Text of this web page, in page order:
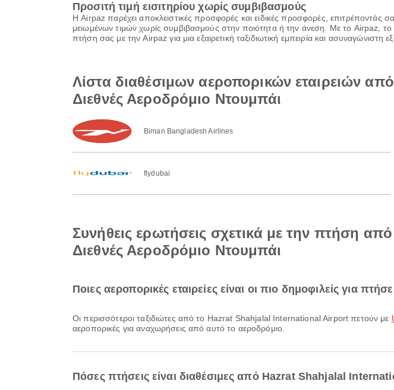
Προσιτή τιμή εισιτηρίου χωρίς συμβιβασμούς
Η Airpaz παρέχει αποκλειστικές προσφορές και ειδικές προσφορές, επιτρέποντάς
μειωμένων τιμών χωρίς συμβιβασμούς στην ποιότητα ή την άνεση. Με το Airpaz,
πτήση σας με την Airpaz για μια εξαιρετική ταξιδιωτική εμπειρία και ασυναγώνιστη
Λίστα διαθέσιμων αεροπορικών εταιρειών
Διεθνές Αεροδρόμιο Ντουμπάι
Biman Bangladesh Airlines
flydubai
Συνήθεις ερωτήσεις σχετικά με την πτήση
Διεθνές Αεροδρόμιο Ντουμπάι
Ποιες αεροπορικές εταιρείες είναι οι πιο δημοφιλείς για
Οι περισσότεροι ταξιδιώτες από το Hazrat Shahjalal International Airport πετούν με
αεροπορικές για αναχωρήσεις από αυτό το αεροδρόμιο.
Πόσες πτήσεις είναι διαθέσιμες από Hazrat Shahjalal